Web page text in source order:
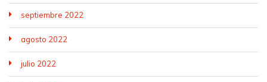
septiembre 2022
agosto 2022
julio 2022